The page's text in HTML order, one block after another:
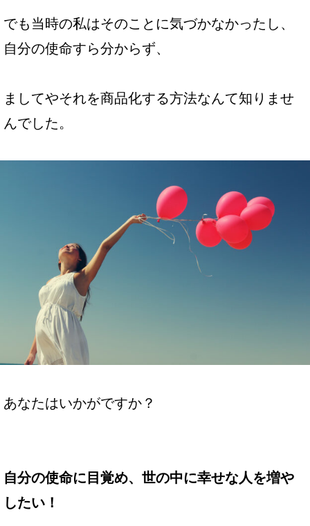
でも当時の私はそのことに気づかなかったし、
自分の使命すら分からず、
ましてやそれを商品化する方法なんて知りませ
んでした。
あなたはいかがですか？
自分の使命に目覚め、世の中に幸せな人を増や
したい！